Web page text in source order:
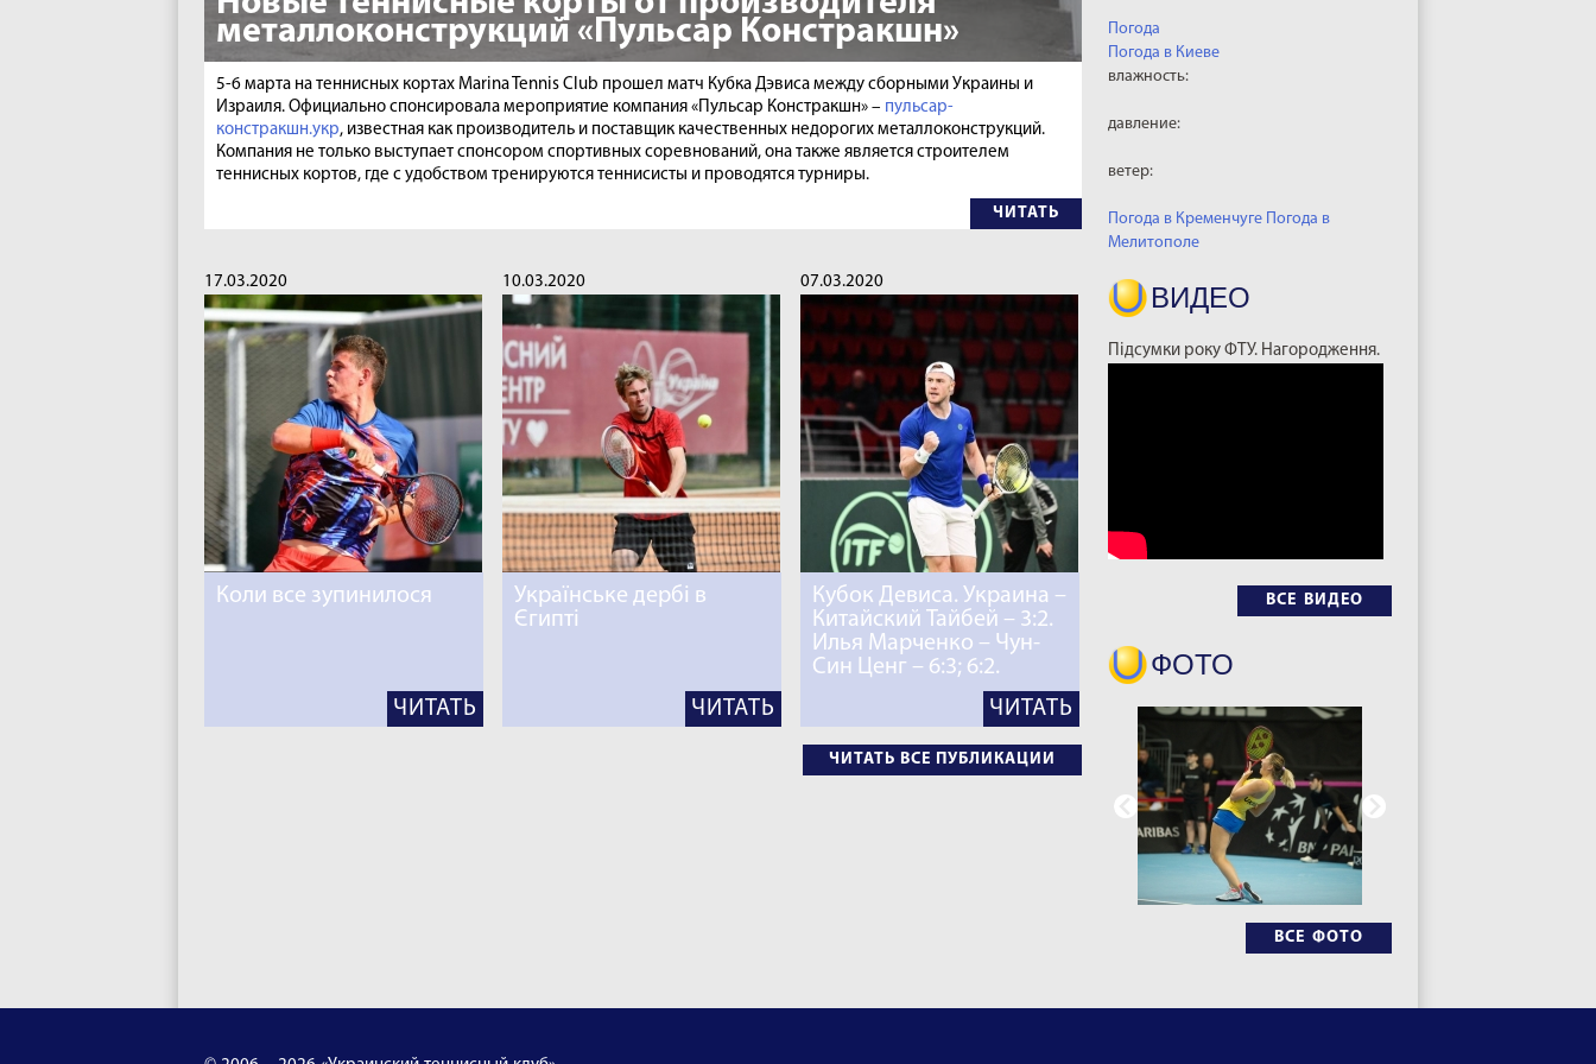
Погода
Погода в Киеве
влажность:
давление:
ветер:
Погода в Кременчуге Погода в
Мелитополе
ВИДЕО
Підсумки року ФТУ. Нагородження.
ВСЕ ВИДЕО
ФОТО
ВСЕ ФОТО
металлоконструкций «Пульсар Констракшн»
5-6 марта на теннисных кортах Marina Tennis Club прошел матч Кубка Дэвиса между сборными Украины и
Израиля. Официально спонсировала мероприятие компания «Пульсар Констракшн» – пульсар-
констракшн.укр, известная как производитель и поставщик качественных недорогих металлоконструкций.
Компания не только выступает спонсором спортивных соревнований, она также является строителем
теннисных кортов, где с удобством тренируются теннисисты и проводятся турниры.
ЧИТАТЬ
17.03.2020
Коли все зупинилося
ЧИТАТЬ
10.03.2020
Українське дербі в
Єгипті
ЧИТАТЬ
07.03.2020
Кубок Девиса. Украина –
Китайский Тайбей – 3:2.
Илья Марченко – Чун-
Син Ценг – 6:3; 6:2.
ЧИТАТЬ
ЧИТАТЬ ВСЕ ПУБЛИКАЦИИ